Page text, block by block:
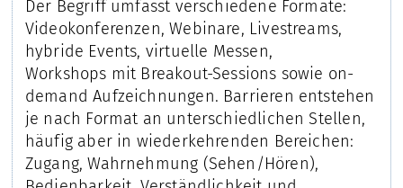
Der Begriff umfasst verschiedene Formate:
Videokonferenzen, Webinare, Livestreams,
hybride Events, virtuelle Messen,
Workshops mit Breakout-Sessions sowie on-
demand Aufzeichnungen. Barrieren entstehen
je nach Format an unterschiedlichen Stellen,
häufig aber in wiederkehrenden Bereichen:
Zugang, Wahrnehmung (Sehen/Hören),